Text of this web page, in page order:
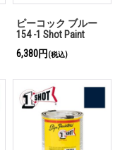
ピーコック ブルー
154 -1 Shot Paint
6,380円(税込)